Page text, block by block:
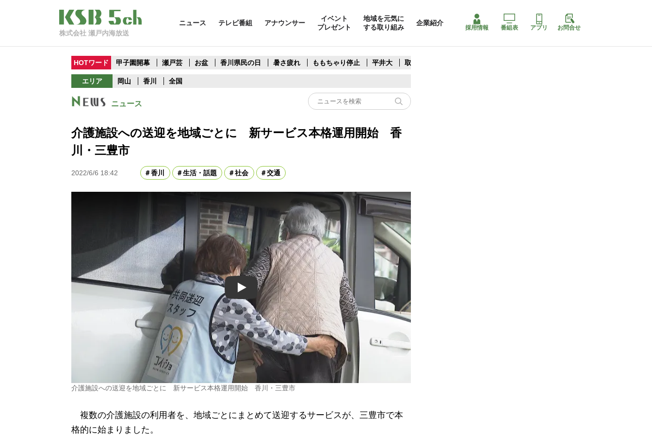
株式会社 瀬戸内海放送
ニュース テレビ番組 アナウンサー
イベント
プレゼント
地域を元気に
する取り組み
企業紹介
採用情報 番組表 アプリ お問合せ
HOTワード 甲子園開幕 瀬戸芸 お盆 香川県民の日 暑さ疲れ ももちゃり停止 平井大 取水制限
エリア 岡山 香川 全国
ニュース
介護施設への送迎を地域ごとに 新サービス本格運用開始 香
川・三豊市
2022/6/6 18:42 香川 生活・話題 社会 交通
Play
介護施設への送迎を地域ごとに 新サービス本格運用開始 香川・三豊市
複数の介護施設の利用者を、地域ごとにまとめて送迎するサービスが、三豊市で本
格的に始まりました。